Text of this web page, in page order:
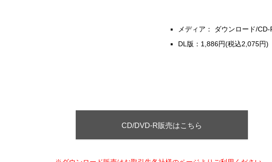
メディア： ダウンロード/CD-
DL版：1,886円(税込2,075円)
CD/DVD-R販売はこちら